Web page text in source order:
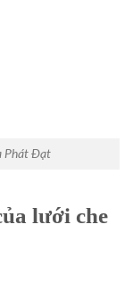
Phát Đạt
lưới che